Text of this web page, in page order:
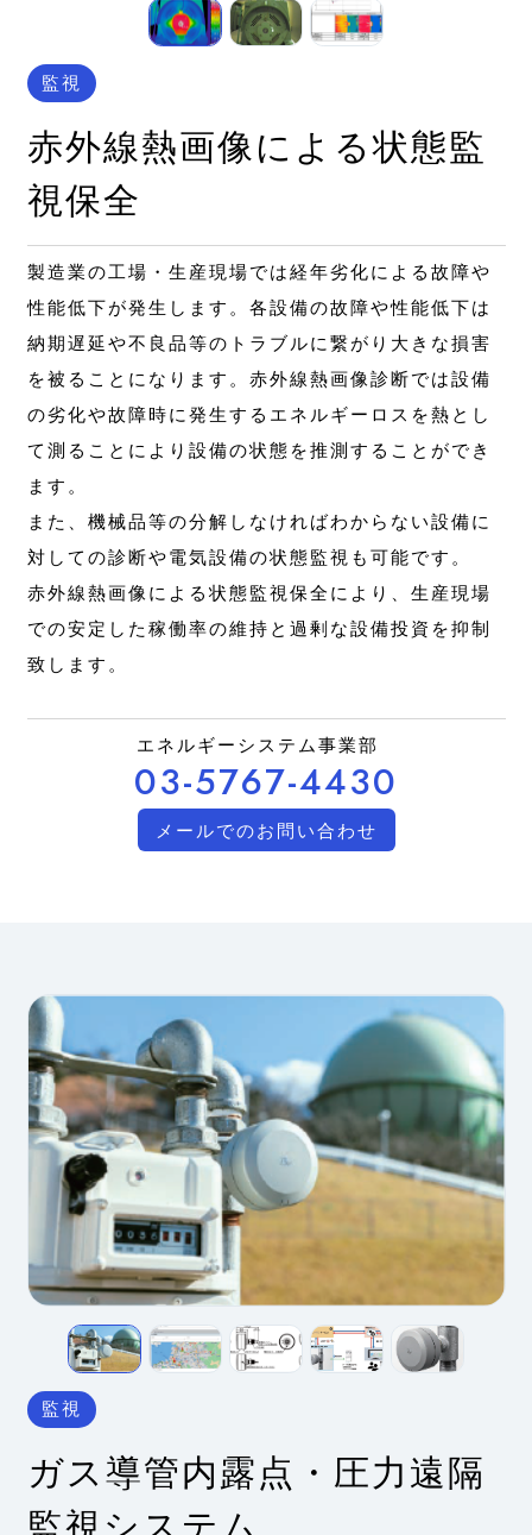
監視
赤外線熱画像による状態監
視保全
製造業の工場・生産現場では経年劣化による故障や
性能低下が発生します。各設備の故障や性能低下は
納期遅延や不良品等のトラブルに繋がり大きな損害
を被ることになります。赤外線熱画像診断では設備
の劣化や故障時に発生するエネルギーロスを熱とし
て測ることにより設備の状態を推測することができ
ます。
また、機械品等の分解しなければわからない設備に
対しての診断や電気設備の状態監視も可能です。
赤外線熱画像による状態監視保全により、生産現場
での安定した稼働率の維持と過剰な設備投資を抑制
致します。
エネルギーシステム事業部
03-5767-4430
メールでのお問い合わせ
監視
ガス導管内露点・圧力遠隔
監視システム